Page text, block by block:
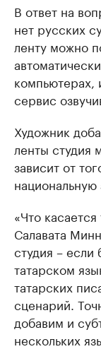
В ответ на
нет русских
ленту можно
компьютерах,
сервис
Художник
ленты студия
зависит от
«Что
Салавата
студия – если
татарском
татарских
сценарий.
добавим и
нескольких